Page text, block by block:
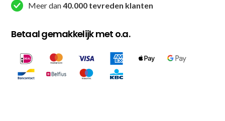
Meer dan40.000 tevreden klanten
Betaal gemakkelijk met o.a.